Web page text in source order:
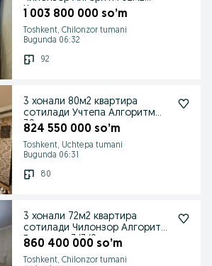
Капитал ремонт
1 003 800 000 so’m
Toshkent, Chilonzor tumani
Bugunda 06:32
92
3 хонали 80м2 квартира
сотилади Учтепа Алгоритм
30кв кап ремонт
824 550 000 so’m
Toshkent, Uchtepa tumani
Bugunda 06:31
80
3 хонали 72м2 квартира
сотилади Чилонзор Алгоритм
Гулистон 3/3/9
860 400 000 so’m
Toshkent, Chilonzor tumani